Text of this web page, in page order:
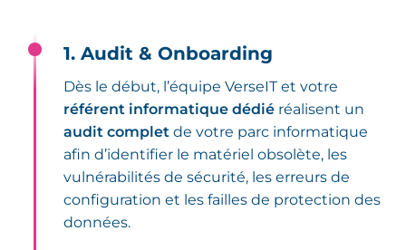
1. Audit & Onboarding
Dès le début, l’équipe VerseIT et votre
référent informatique dédié réalisent un
audit complet de votre parc informatique
afin d’identifier le matériel obsolète, les
vulnérabilités de sécurité, les erreurs de
configuration et les failles de protection des
données.